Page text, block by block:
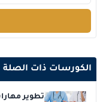
الكورسات ذات الصلة
تطوير